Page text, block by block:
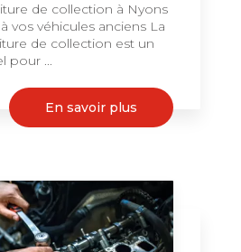
de collection à Nyons
vos véhicules anciens La
de collection est un
pour ...
En savoir plus